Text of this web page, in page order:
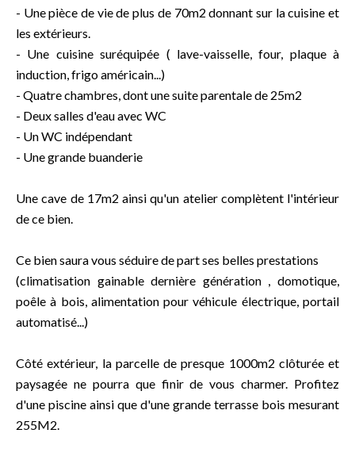
- Une pièce de vie de plus de 70m2 donnant sur la cuisine et
les extérieurs.
- Une cuisine suréquipée ( lave-vaisselle, four, plaque à
induction, frigo américain...)
- Quatre chambres, dont une suite parentale de 25m2
- Deux salles d'eau avec WC
- Un WC indépendant
- Une grande buanderie
Une cave de 17m2 ainsi qu'un atelier complètent l'intérieur
de ce bien.
Ce bien saura vous séduire de part ses belles prestations
(climatisation gainable dernière génération , domotique,
poêle à bois, alimentation pour véhicule électrique, portail
automatisé...)
Côté extérieur, la parcelle de presque 1000m2 clôturée et
paysagée ne pourra que finir de vous charmer. Profitez
d'une piscine ainsi que d'une grande terrasse bois mesurant
255M2.